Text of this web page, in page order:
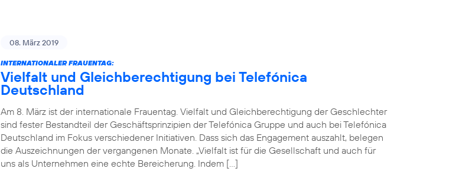
08. März 2019
INTERNATIONALER FRAUENTAG:
Vielfalt und Gleichberechtigung bei Telefónica
Deutschland
Am 8. März ist der internationale Frauentag. Vielfalt und Gleichberechtigung der Geschlechter
sind fester Bestandteil der Geschäftsprinzipien der Telefónica Gruppe und auch bei Telefónica
Deutschland im Fokus verschiedener Initiativen. Dass sich das Engagement auszahlt, belegen
die Auszeichnungen der vergangenen Monate. „Vielfalt ist für die Gesellschaft und auch für
uns als Unternehmen eine echte Bereicherung. Indem […]